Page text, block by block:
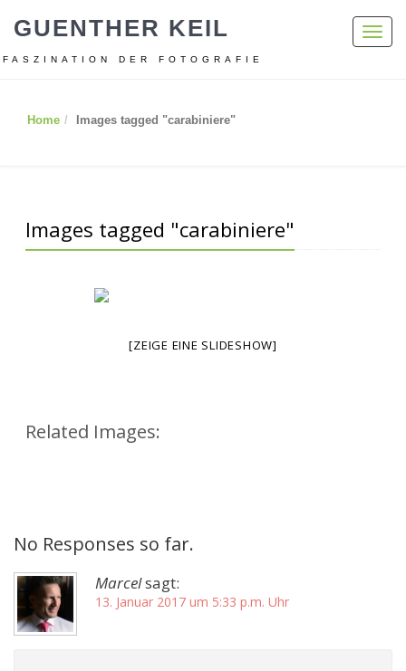
GUENTHER KEIL
FASZINATION DER FOTOGRAFIE
Home Images tagged "carabiniere"
Images tagged "carabiniere"
[ZEIGE EINE SLIDESHOW]
Related Images:
No Responses so far.
Marcelsagt:
13. Januar 2017 um 5:33 p.m. Uhr